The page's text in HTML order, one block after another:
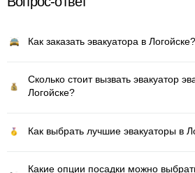
Как заказать эвакуатора в Логойске?
Сколько стоит вызвать эвакуатор
Логойске?
Как выбрать лучшие эвакуаторы в
Какие опции посадки можно